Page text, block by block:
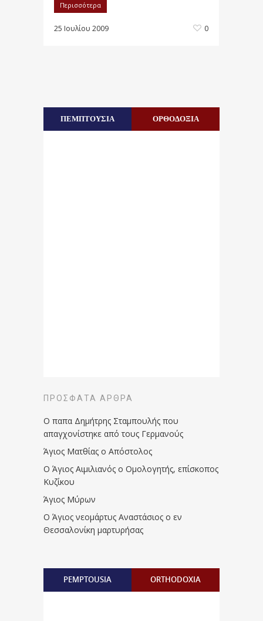
Περισσότερα
25 Ιουλίου 2009 0
ΠΕΜΠΤΟΥΣΙΑ ΟΡΘΟΔΟΞΙΑ
ΠΡΌΣΦΑΤΑ ΆΡΘΡΑ
Ο παπα Δημήτρης Σταμπουλής που
απαγχονίστηκε από τους Γερμανούς
Άγιος Ματθίας ο Απόστολος
Ο Άγιος Αιμιλιανός ο Ομολογητής, επίσκοπος
Κυζίκου
Άγιος Μύρων
Ο Άγιος νεομάρτυς Αναστάσιος ο εν
Θεσσαλονίκη μαρτυρήσας
PEMPTOUSIA ORTHODOXIA